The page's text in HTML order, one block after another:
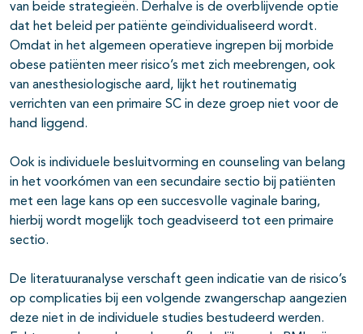
van beide strategieën. Derhalve is de overblijvende optie
dat het beleid per patiënte geïndividualiseerd wordt.
Omdat in het algemeen operatieve ingrepen bij morbide
obese patiënten meer risico’s met zich meebrengen, ook
van anesthesiologische aard, lijkt het routinematig
verrichten van een primaire SC in deze groep niet voor de
hand liggend.
Ook is individuele besluitvorming en counseling van belang
in het voorkómen van een secundaire sectio bij patiënten
met een lage kans op een succesvolle vaginale baring,
hierbij wordt mogelijk toch geadviseerd tot een primaire
sectio.
De literatuuranalyse verschaft geen indicatie van de risico’s
op complicaties bij een volgende zwangerschap aangezien
deze niet in de individuele studies bestudeerd werden.